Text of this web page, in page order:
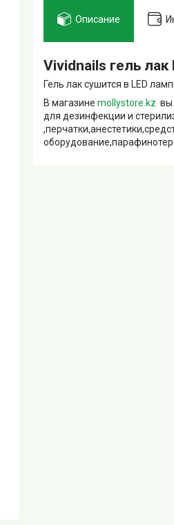
Описание
Vividnails гель
Гель лак сушится в LED
В магазине mollystore.kz вы
для дезинфекции и